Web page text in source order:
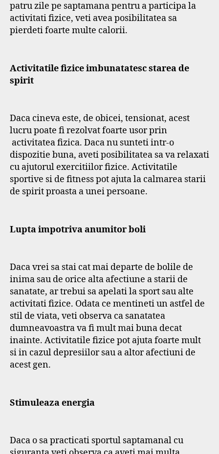
patru zile pe saptamana pentru a participa la
activitati fizice, veti avea posibilitatea sa
pierdeti foarte multe calorii.
Activitatile fizice imbunatatesc starea de
spirit
Daca cineva este, de obicei, tensionat, acest
lucru poate fi rezolvat foarte usor prin
activitatea fizica. Daca nu sunteti intr-o
dispozitie buna, aveti posibilitatea sa va relaxati
cu ajutorul exercitiilor fizice. Activitatile
sportive si de fitness pot ajuta la calmarea starii
de spirit proasta a unei persoane.
Lupta impotriva anumitor boli
Daca vrei sa stai cat mai departe de bolile de
inima sau de orice alta afectiune a starii de
sanatate, ar trebui sa apelati la sport sau alte
activitati fizice. Odata ce mentineti un astfel de
stil de viata, veti observa ca sanatatea
dumneavoastra va fi mult mai buna decat
inainte. Activitatile fizice pot ajuta foarte mult
si in cazul depresiilor sau a altor afectiuni de
acest gen.
Stimuleaza energia
Daca o sa practicati sportul saptamanal cu